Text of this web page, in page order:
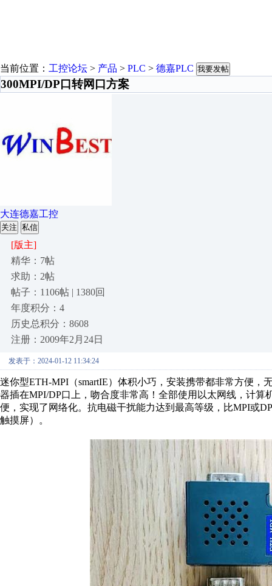
当前位置： 工控论坛 > 产品 > PLC > 德嘉PLC 我要发帖
300MPI/DP口转网口方案
大连德嘉工控
关注 私信
[版主]
精华：7帖
求助：2帖
帖子：1106帖 | 1380回
年度积分：4
历史总积分：8608
注册：2009年2月24日
发表于：2024-01-12 11:34:24
迷你型ETH-MPI（smartIE）体积小巧，安装携带都非常方便，
器插在MPI/DP口上， 吻合度非常高！ 全部使用以太网线，计算
便，实现了网络化。抗电磁干扰能力达到最高等级，比MPI或
触摸屏）。